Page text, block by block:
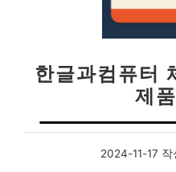
한글과컴퓨터
제
2024-11-17 작